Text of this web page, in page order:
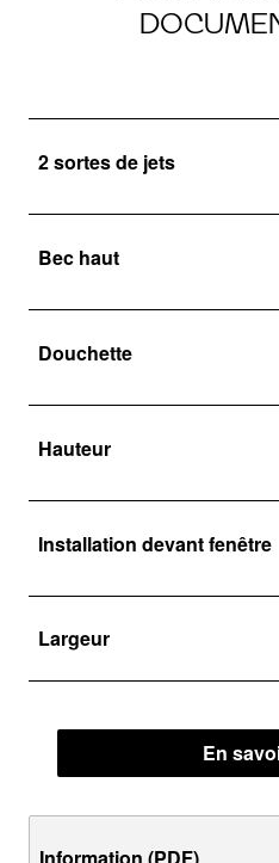
2 sortes de jets
Bec haut
Douchette
Hauteur
Installation devant fenêtre
Largeur
En